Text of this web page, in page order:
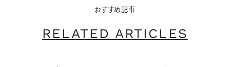
おすすめ記事
RELATED ARTICLES